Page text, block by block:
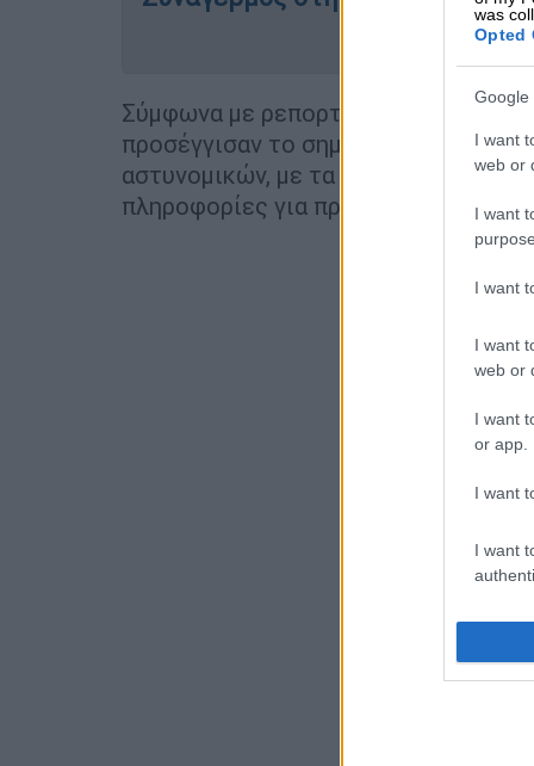
was
Opted
Google
I want
web or
I want
I want
I want
web or
I want
or app.
I want
I want
Σύμφωνα με ρεπορτάζ του OPENκαι
προσέγγισαν το σημείο και
αστυνομικών, με τα ΜΑΤ να
πληροφορίες για προσαγωγές ή